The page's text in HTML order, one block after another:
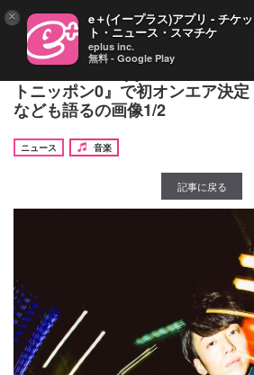
菅田将暉×Creepy Nuts、コラボ
トニッポン0』で初オンエア決
なども語るの画像1/2
ニュース
音楽
記事に戻る
× e＋(イープラス)アプリ - チケッ
ト・ニュース・スマチケ
eplus inc.
無料 - Google Play